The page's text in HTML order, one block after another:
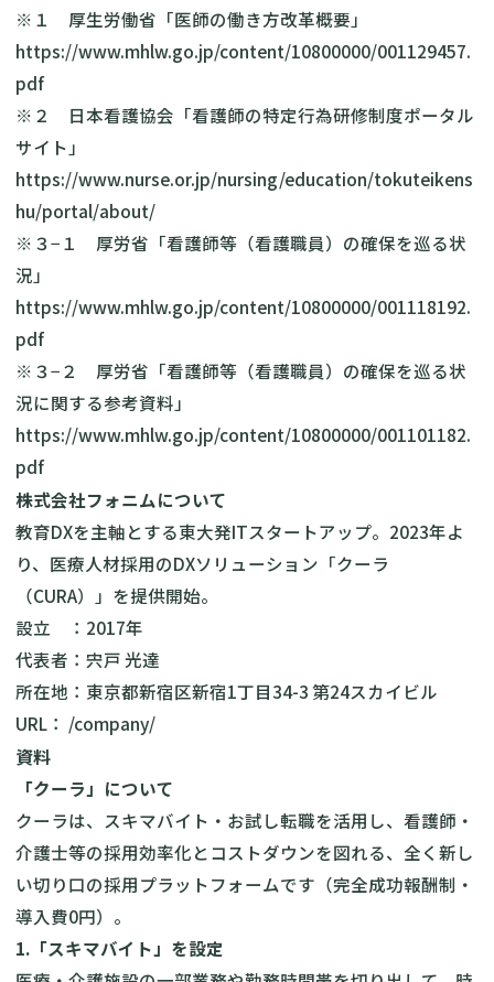
※１ 厚生労働省「医師の働き方改革概要」
https://www.mhlw.go.jp/content/10800000/001129457.
pdf
※２ 日本看護協会「看護師の特定行為研修制度ポータル
サイト」
https://www.nurse.or.jp/nursing/education/tokuteikens
hu/portal/about/
※３−１ 厚労省「看護師等（看護職員）の確保を巡る状
況」
https://www.mhlw.go.jp/content/10800000/001118192.
pdf
※３−２ 厚労省「看護師等（看護職員）の確保を巡る状
況に関する参考資料」
https://www.mhlw.go.jp/content/10800000/001101182.
pdf
株式会社フォニムについて
教育DXを主軸とする東大発ITスタートアップ。2023年よ
り、医療人材採用のDXソリューション「クーラ
（CURA）」を提供開始。
設立 ：2017年
代表者：宍戸 光達
所在地：東京都新宿区新宿1丁目34-3 第24スカイビル
URL： /company/
資料
「クーラ」について
クーラは、スキマバイト・お試し転職を活用し、看護師・
介護士等の採用効率化とコストダウンを図れる、全く新し
い切り口の採用プラットフォームです（完全成功報酬制・
導入費0円）。
1.「スキマバイト」を設定